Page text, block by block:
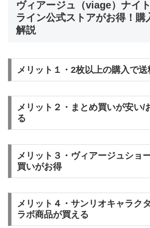
ヴィアージュ（viage）ナイ
ライン公式ストアがお得！購
解説
メリット１・2枚以上の購入で
メリット２・まとめ買いが安い/
る
メリット３・ヴィアージュショ
買いがお得
メリット４・サンリオキャラク
ラボ商品が買える